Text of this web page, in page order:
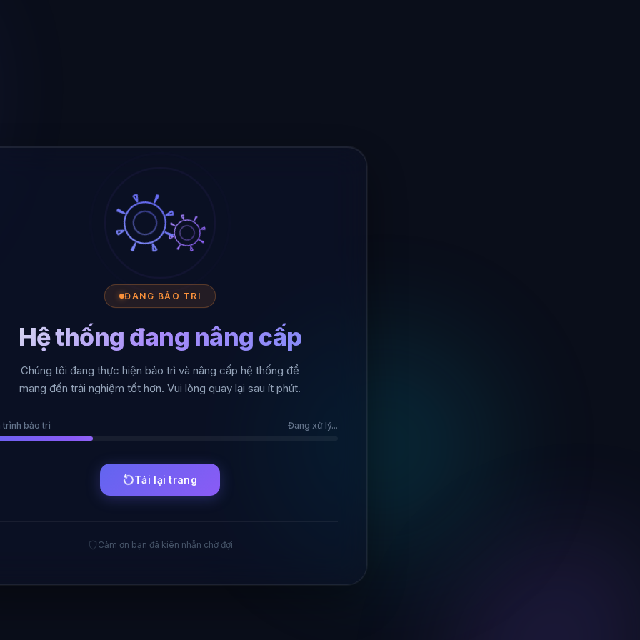
ĐANG BẢO TRÌ
Hệ thống đang nâng cấp
Chúng tôi đang thực hiện bảo trì và nâng cấp hệ thống để
mang đến trải nghiệm tốt hơn. Vui lòng quay lại sau ít phút.
trình bảo trì Đang xử lý...
Tải lại trang
Cảm ơn bạn đã kiên nhẫn chờ đợi